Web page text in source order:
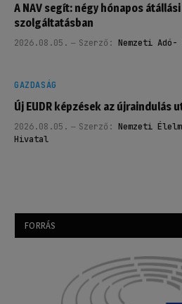
A NAV segít: négy hónapos
szolgáltatásban
2026.08.05. Szerző: Nemzeti
GAZDASÁG
Új EUDR képzések az újraindulás
2026.08.05. Szerző: Nemzeti
Hivatal
FORRÁS